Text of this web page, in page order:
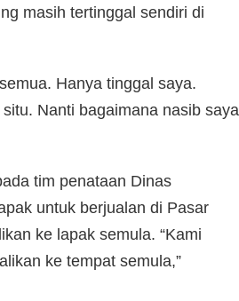
masih tertinggal sendiri di
Hanya tinggal saya.
Nanti bagaimana nasib saya
tim penataan Dinas
untuk berjualan di Pasar
ke lapak semula. “Kami
ke tempat semula,”